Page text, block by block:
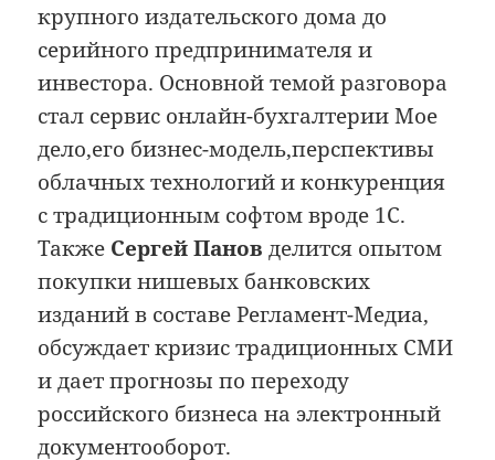
крупного издательского дома до
серийного предпринимателя и
инвестора. Основной темой разговора
стал сервис онлайн-бухгалтерии Мое
дело,его бизнес-модель,перспективы
облачных технологий и конкуренция
с традиционным софтом вроде 1С.
Также Сергей Панов делится опытом
покупки нишевых банковских
изданий в составе Регламент-Медиа,
обсуждает кризис традиционных СМИ
и дает прогнозы по переходу
российского бизнеса на электронный
документооборот.